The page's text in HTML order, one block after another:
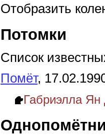
Отобразить
Потомки
Список
Помёт,
Габриэлла Ян